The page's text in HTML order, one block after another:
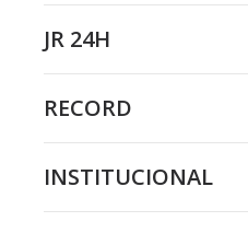
JR 24H
RECORD
INSTITUCIONAL